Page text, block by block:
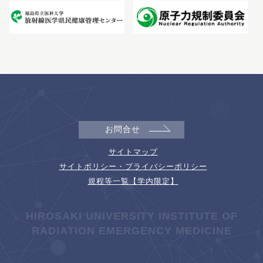
お問合せ
サイトマップ
サイトポリシー・プライバシーポリシー
規程等一覧【学内限定】
HIROSAKI UNIVERSITY INSTITUTE OF
RADIATION EMERGENCY MEDICINE